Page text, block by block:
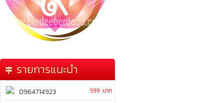
รายการแนะนำ
0964714923 599 บาท